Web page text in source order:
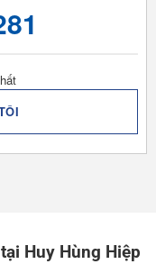
Huy Hùng Hiệp